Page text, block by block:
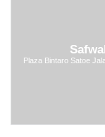
Plaza Bintaro Satoe